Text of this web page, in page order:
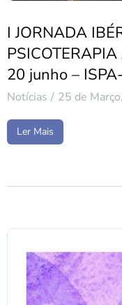
I JORNADA
20 junho –
Notícias 25 de
Ler Mais